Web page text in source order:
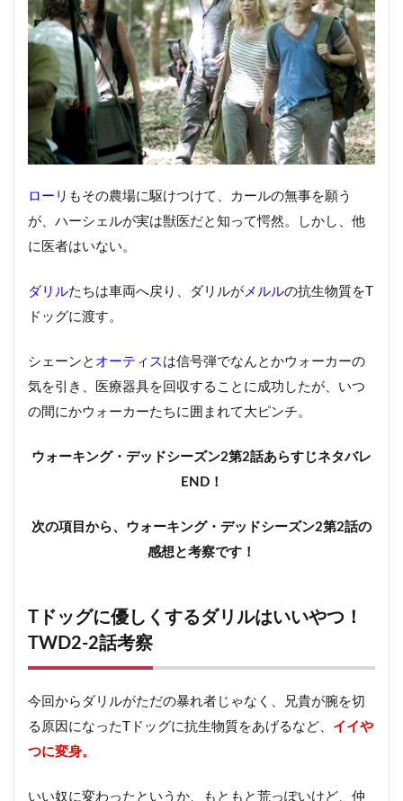
ローリ もその農場に駆けつけて、カールの無事を願う
が、ハーシェルが実は獣医だと知って愕然。しかし、他
に医者はいない。
ダリルたちは車両へ戻り、ダリルが メルルの抗生物質をT
ドッグに渡す。
シェーンと オーティス は信号弾でなんとかウォーカーの
気を引き、医療器具を回収することに成功したが、いつ
の間にかウォーカーたちに囲まれて大ピンチ。
ウォーキング・デッドシーズン2第2話あらすじネタバレ
END！
次の項目から、ウォーキング・デッドシーズン2第2話の
感想と考察です！
Tドッグに優しくするダリルはいいやつ！
TWD2-2話考察
今回からダリルがただの暴れ者じゃなく、兄貴が腕を切
る原因になったTドッグに抗生物質をあげるなど、 イイや
つに変身。
いい奴に変わったというか、もともと荒っぽいけど、仲